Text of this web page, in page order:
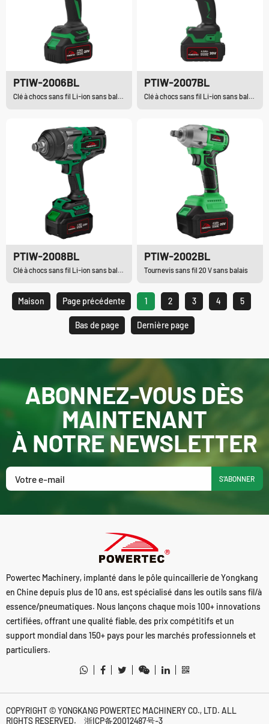
PTIW-2006BL
Clé à chocs sans fil Li-ion sans balais
PTIW-2007BL
Clé à chocs sans fil Li-ion sans balais
PTIW-2008BL
Clé à chocs sans fil Li-ion sans balais
PTIW-2002BL
Tournevis sans fil 20 V sans balais
Maison Page précédente 1 2 3 4 5
Bas de page Dernière page
ABONNEZ-VOUS DÈS
MAINTENANT
À NOTRE NEWSLETTER
S'ABONNER
Powertec Machinery, implanté dans le pôle quincaillerie de Yongkang
en Chine depuis plus de 10 ans, est spécialisé dans les outils sans fil/à
essence/pneumatiques. Nous lançons chaque mois 100+ innovations
certifiées, offrant une qualité fiable, des prix compétitifs et un
support mondial dans 150+ pays pour les marchés professionnels et
particuliers.
COPYRIGHT © YONGKANG POWERTEC MACHINERY CO., LTD. ALL
RIGHTS RESERVED.
浙ICP备20012487号-3